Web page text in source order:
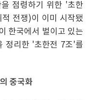
점령하기 위한 '초한
전쟁)이 이미 시작됐
한국에서 벌이고 있는
정리한 '초한전 7조'를
중국화